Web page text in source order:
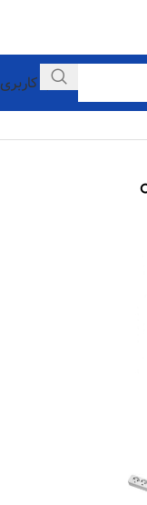
حساب کاربری